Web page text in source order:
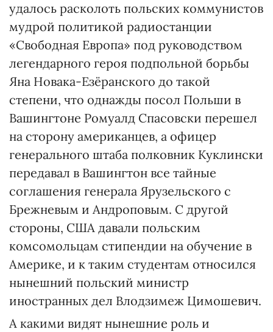
удалось расколоть польских коммунистов
мудрой политикой радиостанции
«Свободная Европа» под руководством
легендарного героя подпольной борьбы
Яна Новака-Езёранского до такой
степени, что однажды посол Польши в
Вашингтоне Ромуалд Спасовски перешел
на сторону американцев, а офицер
генерального штаба полковник Куклински
передавал в Вашингтон все тайные
соглашения генерала Ярузельского с
Брежневым и Андроповым. С другой
стороны, США давали польским
комсомольцам стипендии на обучение в
Америке, и к таким студентам относился
нынешний польский министр
иностранных дел Влодзимеж Цимошевич.
А какими видят нынешние роль и